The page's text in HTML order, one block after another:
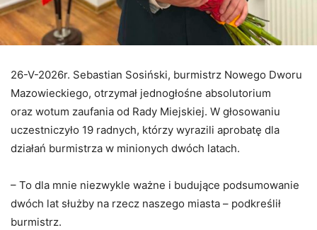
26-V-2026r. Sebastian Sosiński, burmistrz Nowego Dworu
Mazowieckiego, otrzymał jednogłośne absolutorium
oraz wotum zaufania od Rady Miejskiej. W głosowaniu
uczestniczyło 19 radnych, którzy wyrazili aprobatę dla
działań burmistrza w minionych dwóch latach.
– To dla mnie niezwykle ważne i budujące podsumowanie
dwóch lat służby na rzecz naszego miasta – podkreślił
burmistrz.